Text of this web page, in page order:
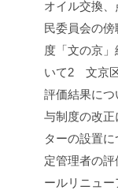
オイル交換、
民委員会の傍
度「文の京
いて2 文京
評価結果につ
与制度の改正
ターの設置に
定管理者の
ールリニュ